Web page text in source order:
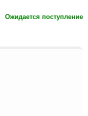
Ожидается поступление